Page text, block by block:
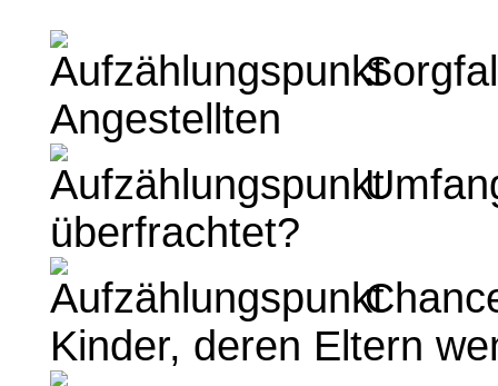
Angestellten
überfrachtet?
Kinder, deren Eltern